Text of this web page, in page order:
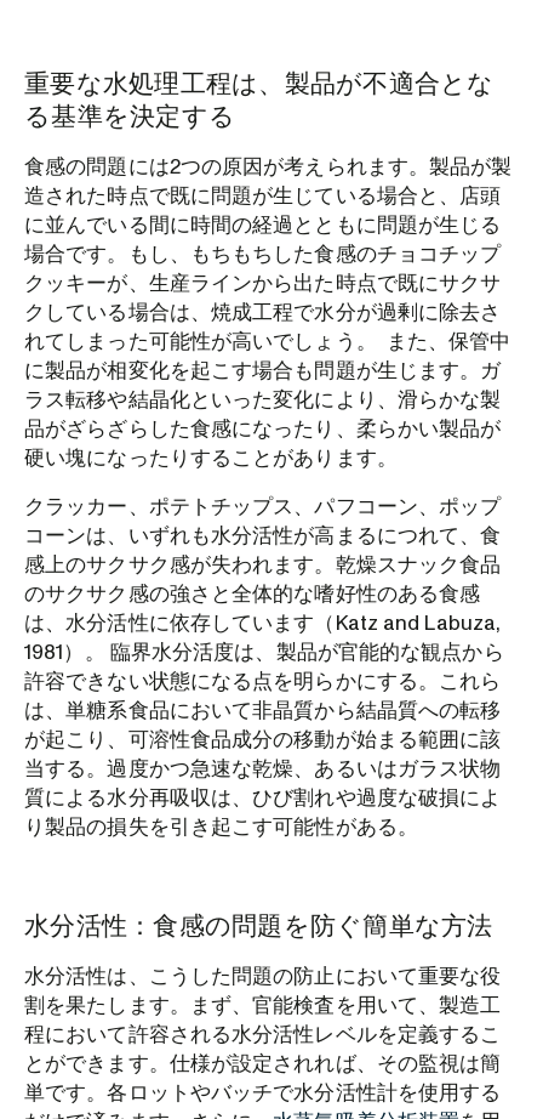
重要な水処理工程は、製品が不適合とな
る基準を決定する
食感の問題には2つの原因が考えられます。製品が製
造された時点で既に問題が生じている場合と、店頭
に並んでいる間に時間の経過とともに問題が生じる
場合です。もし、もちもちした食感のチョコチップ
クッキーが、生産ラインから出た時点で既にサクサ
クしている場合は、焼成工程で水分が過剰に除去さ
れてしまった可能性が高いでしょう。 また、保管中
に製品が相変化を起こす場合も問題が生じます。ガ
ラス転移や結晶化といった変化により、滑らかな製
品がざらざらした食感になったり、柔らかい製品が
硬い塊になったりすることがあります。
クラッカー、ポテトチップス、パフコーン、ポップ
コーンは、いずれも水分活性が高まるにつれて、食
感上のサクサク感が失われます。乾燥スナック食品
のサクサク感の強さと全体的な嗜好性のある食感
は、水分活性に依存しています（Katz and Labuza,
1981）。 臨界水分活度は、製品が官能的な観点から
許容できない状態になる点を明らかにする。これら
は、単糖系食品において非晶質から結晶質への転移
が起こり、可溶性食品成分の移動が始まる範囲に該
当する。過度かつ急速な乾燥、あるいはガラス状物
質による水分再吸収は、ひび割れや過度な破損によ
り製品の損失を引き起こす可能性がある。
水分活性：食感の問題を防ぐ簡単な方法
水分活性は、こうした問題の防止において重要な役
割を果たします。まず、官能検査を用いて、製造工
程において許容される水分活性レベルを定義するこ
とができます。仕様が設定されれば、その監視は簡
単です。各ロットやバッチで水分活性計を使用する